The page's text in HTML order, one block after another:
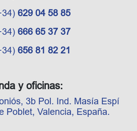
y oficinas:
3b Pol. Ind. Masía Espí
Poblet, Valencia, España.
629 04 58 85
666 65 37 37
656 81 82 21